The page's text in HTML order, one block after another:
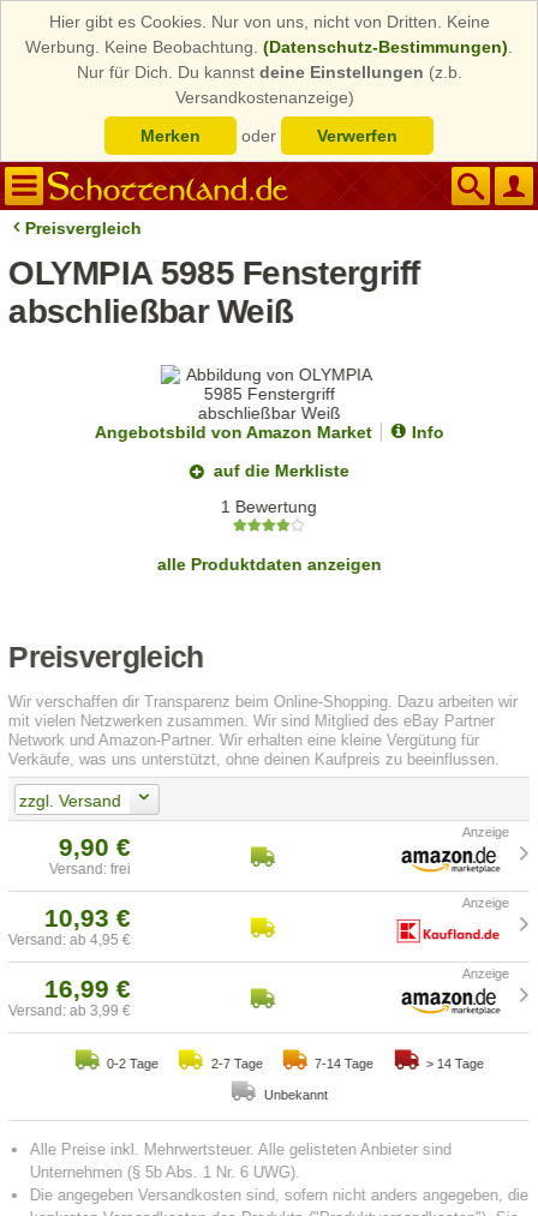
Hier gibt es Cookies. Nur von uns, nicht von Dritten. Keine
Werbung. Keine Beobachtung. (Datenschutz-Bestimmungen)
Nur für Dich. Du kannst deine Einstellungen (z.b.
Versandkostenanzeige)
Merken
oder Verwerfen
Preisvergleich
OLYMPIA 5985 Fenstergriff
abschließbar Weiß
Angebotsbild von Amazon Market
Info
auf die Merkliste
1 Bewertung
alle Produktdaten anzeigen
Preisvergleich
Wir verschaffen dir Transparenz beim Online-Shopping. Dazu arbeiten wir
mit vielen Netzwerken zusammen. Wir sind Mitglied des eBay Partner
Network und Amazon-Partner. Wir erhalten eine kleine Vergütung für
Verkäufe, was uns unterstützt, ohne deinen Kaufpreis zu beeinflussen.
zzgl. Versand
9,90 €
Versand: frei
10,93 €
Versand: ab 4,95 €
16,99 €
Versand: ab 3,99 €
0-2 Tage 2-7 Tage 7-14 Tage > 14 Tage
Unbekannt